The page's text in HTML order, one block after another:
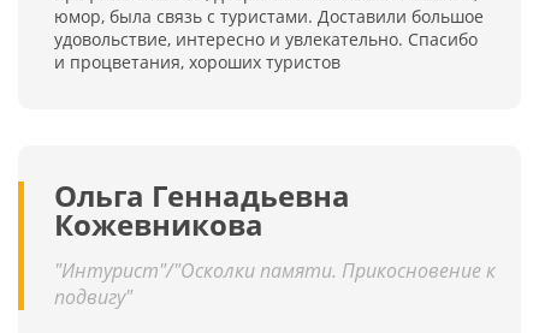
юмор, была связь с туристами. Доставили большое
удовольствие, интересно и увлекательно. Спасибо
и процветания, хороших туристов
Ольга Геннадьевна
Кожевникова
"Интурист"/"Осколки памяти. Прикосновение к
подвигу"